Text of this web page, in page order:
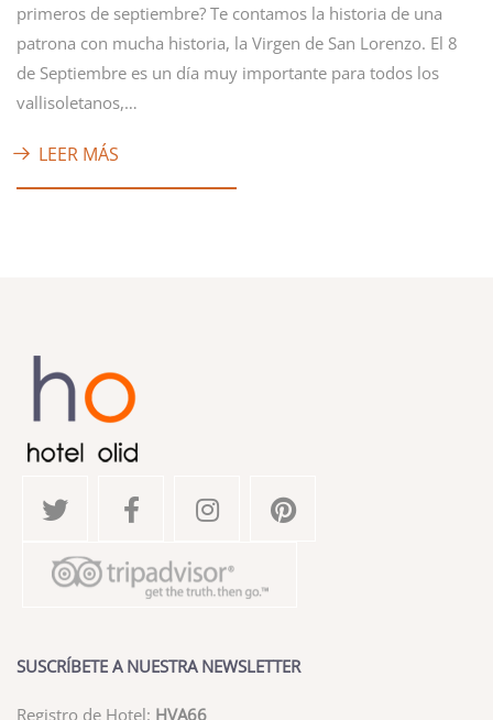
primeros de septiembre? Te contamos la historia de una
patrona con mucha historia, la Virgen de San Lorenzo. El 8
de Septiembre es un día muy importante para todos los
vallisoletanos,…
LEER MÁS
SUSCRÍBETE A NUESTRA NEWSLETTER
Registro de Hotel: HVA66